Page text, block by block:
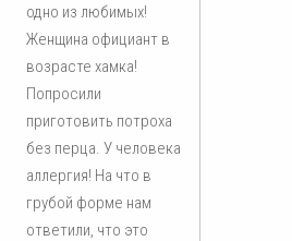
одно из любимых!
Женщина официант в
возрасте хамка!
Попросили
приготовить потроха
без перца. У человека
аллергия! На что в
грубой форме нам
ответили, что это